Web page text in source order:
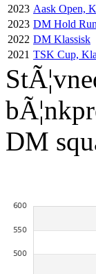
2023 Aask Open,
2023 DM Hold
2022 DM Klassisk
2021 TSK Cup,
DM